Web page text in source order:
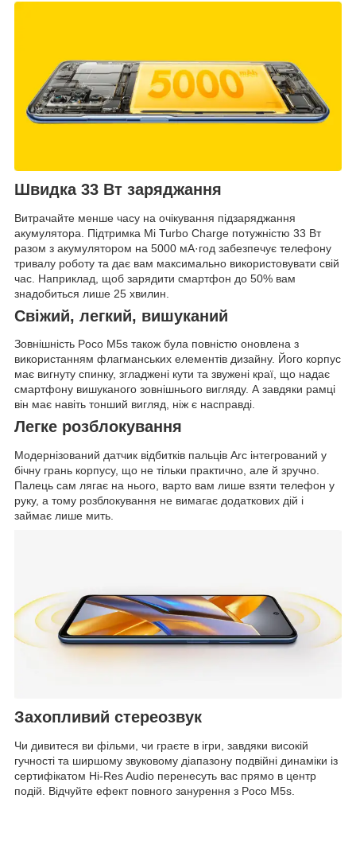
Швидка 33 Вт заряджання
Витрачайте менше часу на очікування підзаряджання
акумулятора. Підтримка Mi Turbo Charge потужністю 33 Вт
разом з акумулятором на 5000 мА·год забезпечує телефону
тривалу роботу та дає вам максимально використовувати свій
час. Наприклад, щоб зарядити смартфон до 50% вам
знадобиться лише 25 хвилин.
Свіжий, легкий, вишуканий
Зовнішність Poco M5s також була повністю оновлена з
використанням флагманських елементів дизайну. Його корпус
має вигнуту спинку, згладжені кути та звужені краї, що надає
смартфону вишуканого зовнішнього вигляду. А завдяки рамці
він має навіть тонший вигляд, ніж є насправді.
Легке розблокування
Модернізований датчик відбитків пальців Arc інтегрований у
бічну грань корпусу, що не тільки практично, але й зручно.
Палець сам лягає на нього, варто вам лише взяти телефон у
руку, а тому розблокування не вимагає додаткових дій і
займає лише мить.
Захопливий стереозвук
Чи дивитеся ви фільми, чи граєте в ігри, завдяки високій
гучності та ширшому звуковому діапазону подвійні динаміки із
сертифікатом Hi-Res Audio перенесуть вас прямо в центр
подій. Відчуйте ефект повного занурення з Poco M5s.